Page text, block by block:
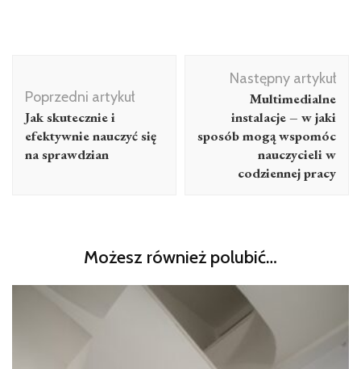
wpisu
Poprzedni artykuł
Jak skutecznie i
efektywnie nauczyć się
na sprawdzian
Następny artykuł
Multimedialne
instalacje – w jaki
sposób mogą wspomóc
nauczycieli w
codziennej pracy
Możesz również polubić…